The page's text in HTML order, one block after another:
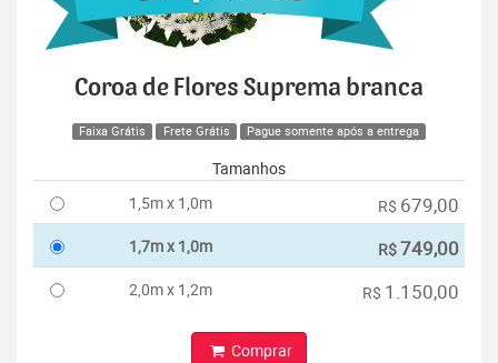
Coroa de Flores Suprema branca
Faixa Grátis Frete Grátis Pague somente após a entrega
Tamanhos
1,5m x 1,0m
R$ 679,00
1,7m x 1,0m R$749,00
2,0m x 1,2m R$ 1.150,00
Comprar